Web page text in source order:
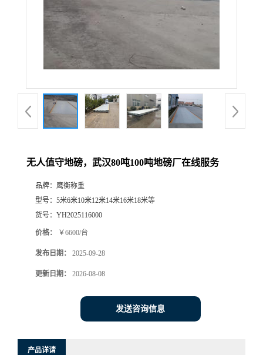
无人值守地磅，武汉80吨100吨地磅厂在线服务
品牌： 鹰衡称重
型号： 5米6米10米12米14米16米18米等
货号： YH2025116000
价格： ￥6600/台
发布日期： 2025-09-28
更新日期： 2026-08-08
发送咨询信息
产品详请